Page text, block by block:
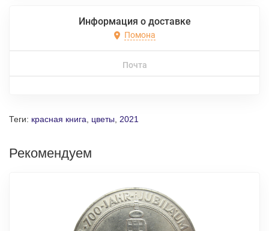
Информация о доставке
Помона
Почта
Теги: красная книга цветы 2021
Рекомендуем